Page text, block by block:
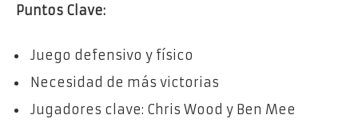
Puntos Clave:
Juego defensivo y físico
Necesidad de más victorias
Jugadores clave: Chris Wood y Ben Mee